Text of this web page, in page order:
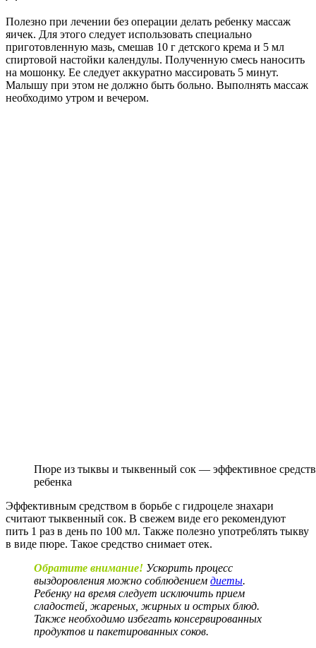
Полезно при лечении без операции делать ребенку массаж
яичек. Для этого следует использовать специально
приготовленную мазь, смешав 10 г детского крема и 5 мл
спиртовой настойки календулы. Полученную смесь наносить
на мошонку. Ее следует аккуратно массировать 5 минут.
Малышу при этом не должно быть больно. Выполнять массаж
необходимо утром и вечером.
Пюре из тыквы и тыквенный сок — эффективное
ребенка
Эффективным средством в борьбе с гидроцеле знахари
считают тыквенный сок. В свежем виде его рекомендуют
пить 1 раз в день по 100 мл. Также полезно употреблять тыкву
в виде пюре. Такое средство снимает отек.
Обратите внимание! Ускорить процесс
выздоровления можно соблюдением диеты.
Ребенку на время следует исключить прием
сладостей, жареных, жирных и острых блюд.
Также необходимо избегать консервированных
продуктов и пакетированных соков.